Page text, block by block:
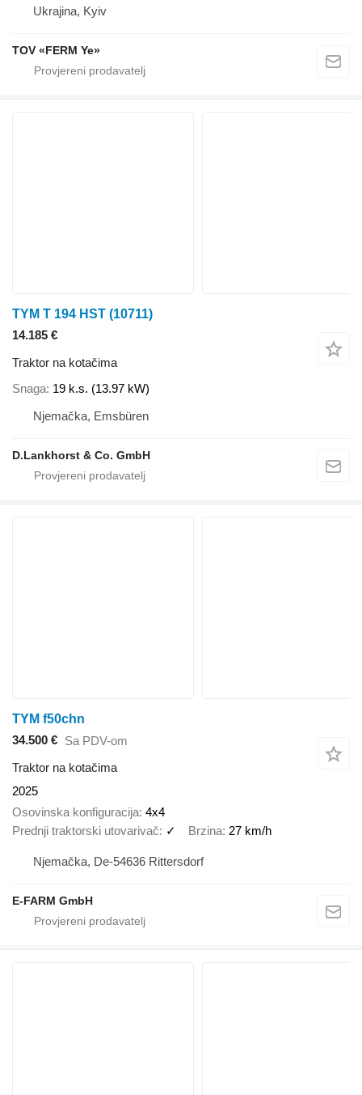
Ukrajina, Kyiv
TOV «FERM Ye»
TYM T 194 HST (10711)
14.185 €
Traktor na kotačima
Snaga 19 k.s. (13.97 kW)
Njemačka, Emsbüren
D.Lankhorst & Co. GmbH
TYM f50chn
34.500 € Sa PDV-om
Traktor na kotačima
2025
Osovinska konfiguracija 4x4
Prednji traktorski utovarivač
✓ Brzina 27 km/h
Njemačka, De-54636 Rittersdorf
E-FARM GmbH